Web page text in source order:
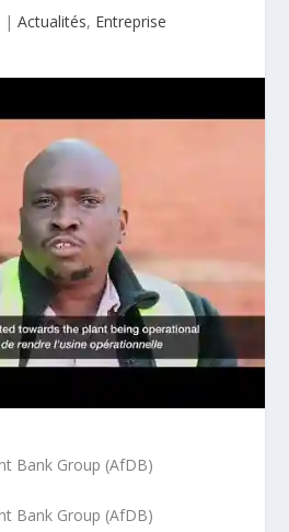
| Actualités, Entreprise